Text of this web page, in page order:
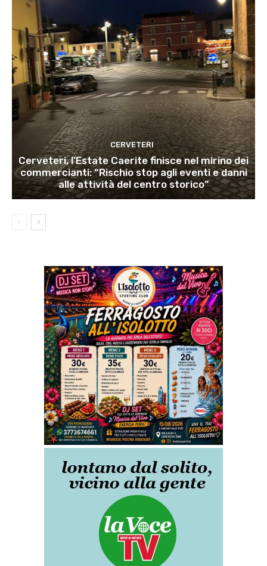
CERVETERI
Cerveteri, l’Estate Caerite finisce nel mirino dei
commercianti: “Rischio stop agli eventi e danni
alle attività del centro storico”